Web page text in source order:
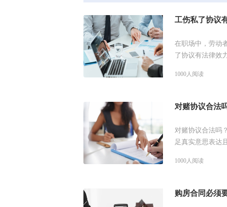
工伤私了协议
在职场中，劳动
了协议有法律效
1000人阅读
对赌协议合法
对赌协议合法吗
足真实意思表达
1000人阅读
购房合同必须